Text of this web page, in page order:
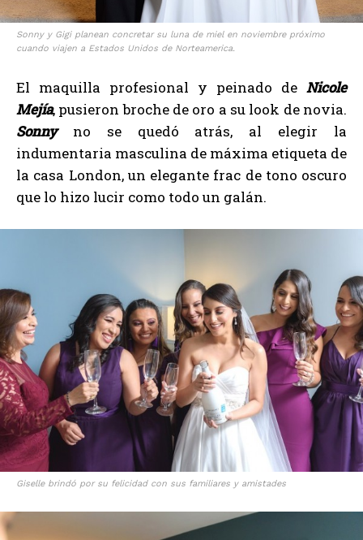
Sonny y Gigi planean concretar su luna de miel en noviembre próximo
cuando viajen a Estados Unidos de Norteamerica.
El maquilla profesional y peinado de Nicole
Mejía, pusieron broche de oro a su look de novia.
Sonnyno se quedó atrás, al elegir la
indumentaria masculina de máxima etiqueta de
la casa London, un elegante frac de tono oscuro
que lo hizo lucir como todo un galán.
Giselle brindó por su felicidad con sus familiares y amistades